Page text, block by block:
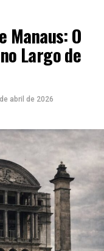
Manaus: O
Largo de
abril de 2026